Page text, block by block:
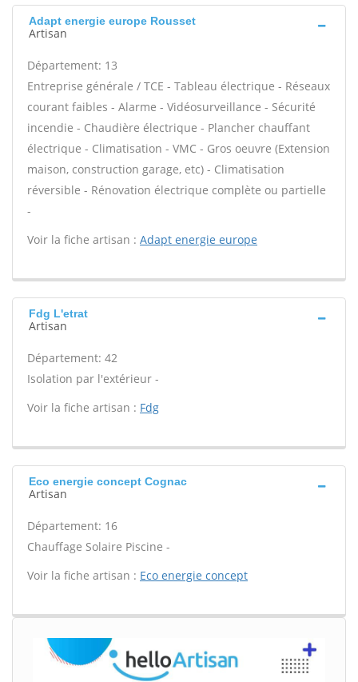
Adapt energie europe Rousset
Artisan
Département: 13
Entreprise générale / TCE - Tableau électrique - Réseaux
courant faibles - Alarme - Vidéosurveillance - Sécurité
incendie - Chaudière électrique - Plancher chauffant
électrique - Climatisation - VMC - Gros oeuvre (Extension
maison, construction garage, etc) - Climatisation
réversible - Rénovation électrique complète ou partielle
-
Voir la fiche artisan : Adapt energie europe
Fdg L'etrat
Artisan
Département: 42
Isolation par l'extérieur -
Voir la fiche artisan : Fdg
Eco energie concept Cognac
Artisan
Département: 16
Chauffage Solaire Piscine -
Voir la fiche artisan : Eco energie concept